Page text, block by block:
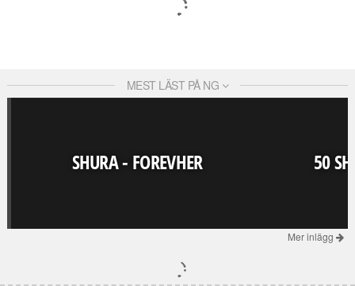
MEST LÄST PÅ NG
SHURA - FOREVHER 50
Mer inlägg